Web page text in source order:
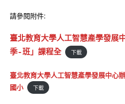
請參閱附件:
臺北教育大學人工智慧產學發展
季-班」課程全
下載
臺北教育大學人工智慧產學發展中心
國小
下載